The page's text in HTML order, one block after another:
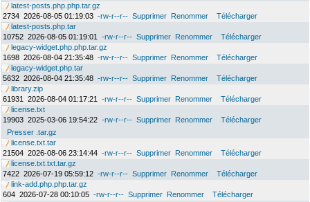
latest-posts.php.php.tar.gz
2734 2026-08-05 01:19:03 -rw-r--r-- Supprimer Renommer
Télécharger
latest-posts.php.tar
10752 2026-08-05 01:19:01 -rw-r--r-- Supprimer Renommer
Télécharger
legacy-widget.php.php.tar.gz
1698 2026-08-04 21:35:48 -rw-r--r-- Supprimer Renommer
Télécharger
legacy-widget.php.tar
5632 2026-08-04 21:35:48 -rw-r--r-- Supprimer Renommer
Télécharger
library.zip
61931
2026-08-04 01:17:21 -rw-r--r-- Supprimer Renommer
Télécharger
license.txt
19903 2025-03-06 19:54:22 -rw-r--r-- Supprimer Renommer
Télécharger
Presser .tar.gz
license.txt.tar
21504 2026-08-06 23:14:44 -rw-r--r-- Supprimer Renommer
Télécharger
license.txt.txt.tar.gz
7422 2026-07-19 05:59:12 -rw-r--r-- Supprimer Renommer
Télécharger
link-add.php.php.tar.gz
604 2026-07-28 00:10:05 -rw-r--r-- Supprimer Renommer
Télécharger